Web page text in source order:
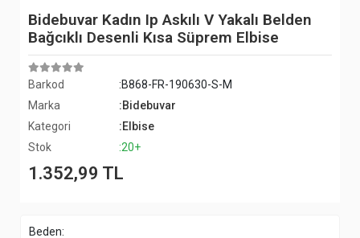
Bidebuvar Kadın Ip Askılı V Yakalı Belden
Bağcıklı Desenli Kısa Süprem Elbise
Barkod
:B868-FR-190630-S-M
Marka
:Bidebuvar
Kategori
:Elbise
Stok
:20+
1.352,99 TL
Beden: